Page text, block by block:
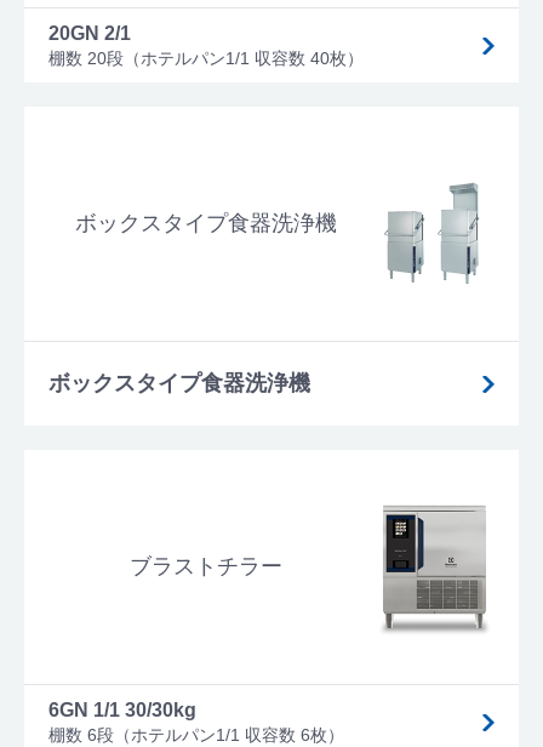
20GN 2/1
棚数 20段（ホテルパン1/1 収容数 40枚）
ボックスタイプ食器洗浄機
ボックスタイプ食器洗浄機
ブラストチラー
6GN 1/1 30/30kg
棚数 6段（ホテルパン1/1 収容数 6枚）